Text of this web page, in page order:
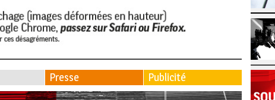
Presse Publicité